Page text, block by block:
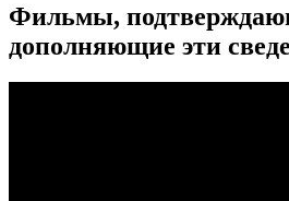
Фильмы,
дополняющие эти